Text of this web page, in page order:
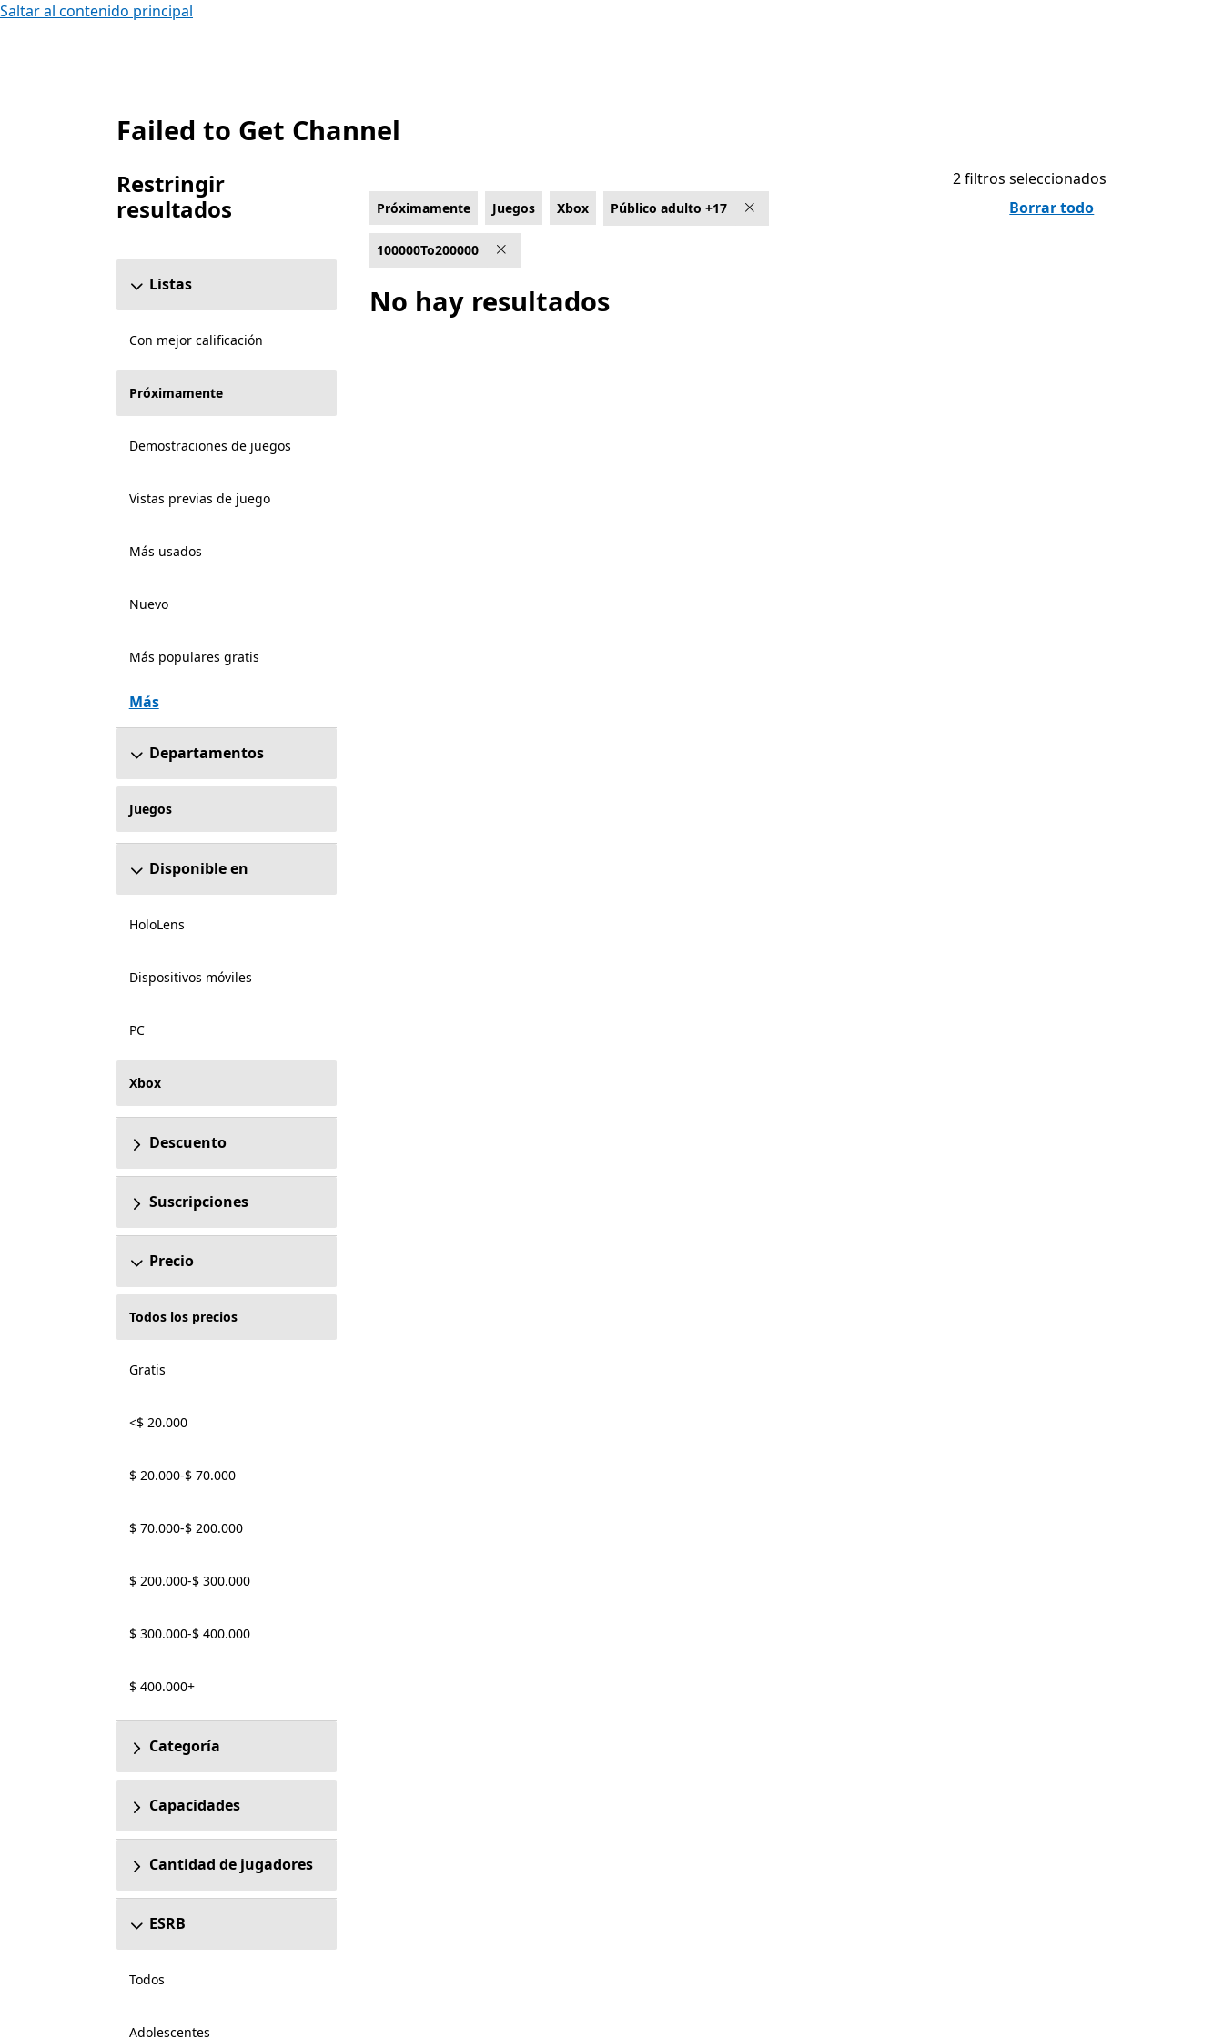
Saltar al contenido principal
Lista Microsoft.com
Failed to Get Channel
Restringir
resultados
Omitir la sección para restringir resultados
Listas
Con mejor calificación
Próximamente
Demostraciones de juegos
Vistas previas de juego
Más usados
Nuevo
Más populares gratis
Más
Departamentos
Juegos
Disponible en
HoloLens
Dispositivos móviles
PC
Xbox
Descuento
Suscripciones
Precio
Todos los precios
Gratis
<$ 20.000
$ 20.000-$ 70.000
$ 70.000-$ 200.000
$ 200.000-$ 300.000
$ 300.000-$ 400.000
$ 400.000+
Categoría
Capacidades
Cantidad de jugadores
ESRB
Todos
Adolescentes
Próximamente Juegos Xbox Público adulto +17
100000To200000
2 filtros seleccionados
Borrar todo
No hay resultados